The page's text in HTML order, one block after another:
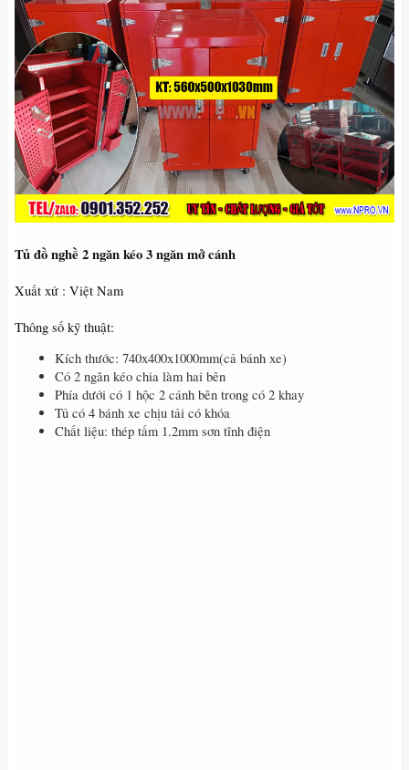
Tủ đồ nghề 2 ngăn kéo 3 ngăn mở cánh
Xuất xứ : Việt Nam
Thông số kỹ thuật:
Kích thước: 740x400x1000mm(cả bánh xe)
Có 2 ngăn kéo chia làm hai bên
Phía dưới có 1 hộc 2 cánh bên trong có 2 khay
Tủ có 4 bánh xe chịu tải có khóa
Chất liệu: thép tấm 1.2mm sơn tĩnh điện